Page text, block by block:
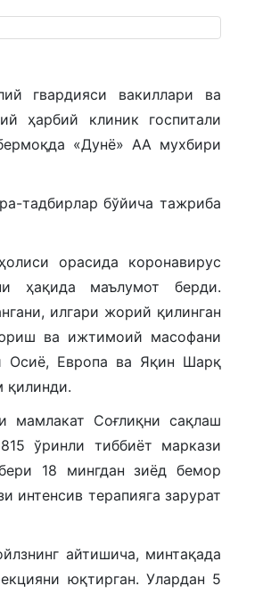
гвардияси вакиллари ва
ҳарбий клиник госпитали
«Дунё» АА мухбири
тадбирлар бўйича тажриба
орасида коронавирус
ҳақида маълумот берди.
илгари жорий қилинган
ва ижтимоий масофани
Осиё, Европа ва Яқин Шарқ
қилинди.
мамлакат Соғлиқни сақлаш
ўринли тиббиёт маркази
18 мингдан зиёд бемор
интенсив терапияга зарурат
айтишича, минтақада
юқтирган. Улардан 5